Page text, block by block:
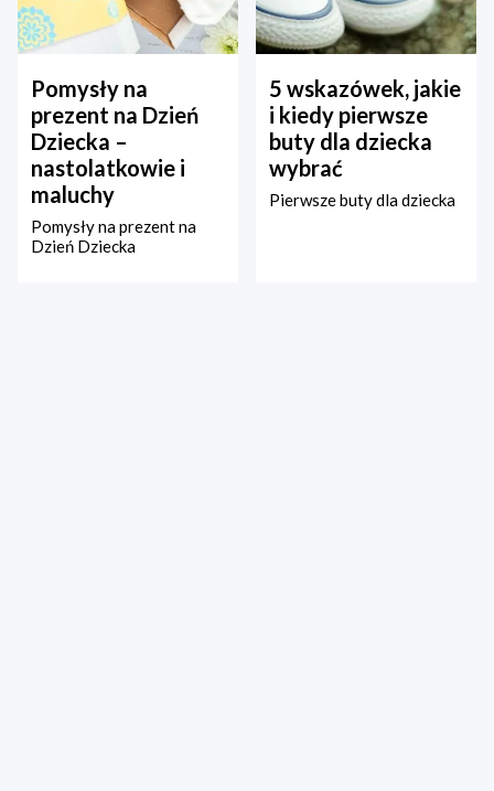
Pomysły na
prezent na Dzień
Dziecka –
nastolatkowie i
maluchy
Pomysły na prezent na
Dzień Dziecka
5 wskazówek, jakie
i kiedy pierwsze
buty dla dziecka
wybrać
Pierwsze buty dla dziecka